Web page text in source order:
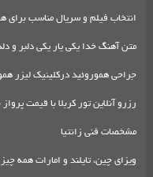
انتخاب فیلم و سریال مناسب برای
متن آهنگ خدا یکی یار یکی دلبر و
جراحی هموروئید درکلینیک لیزر
رزرو آنلاین تور کربلا با قیمت
مشخصات فنی زانتیا
ویزای چین، تایلند و امارات همه